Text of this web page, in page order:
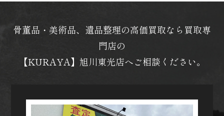
骨董品・美術品、遺品整理の高価買取なら買取専
門店の
【KURAYA】旭川東光店へご相談ください。